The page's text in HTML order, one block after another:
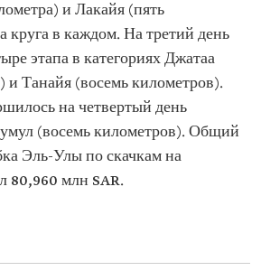
и Лакайя (пять
круга в каждом. На третий день
этапа в категориях Джатаа
и Танайя (восемь километров).
на четвертый день
(восемь километров). Общий
Эль-Улы по скачкам на
80,960 млн SAR.